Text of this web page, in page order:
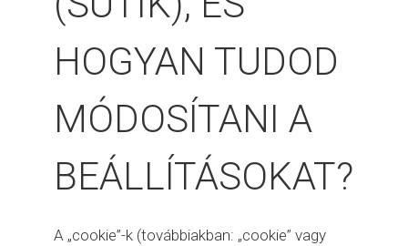
HOGYAN TUDOD
MÓDOSÍTANI A
BEÁLLÍTÁSOKAT?
A „cookie”-k (továbbiakban: „cookie” vagy